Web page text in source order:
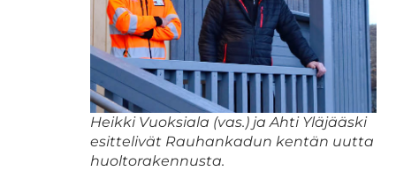
Heikki Vuoksiala (vas.) ja Ahti Yläjääski
esittelivät Rauhankadun kentän uutta
huoltorakennusta.